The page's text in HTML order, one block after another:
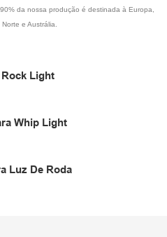
da nossa produção é destinada à Europa,
e Austrália.
Light
Whip Light
Luz De Roda